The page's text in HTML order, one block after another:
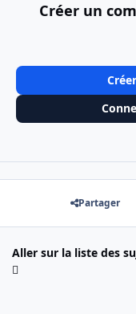
Créer un
Partager
Aller sur la liste des